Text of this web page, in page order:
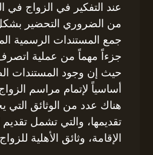
عند التفكير في الزواج في
من الضروري التحضير
جمع المستندات الرسمية
جزءاً مهماً من عملية
حيث إن وجود المستندات
أساسياً لإتمام مراسم
هناك عدد من الوثائق التي
تقديمها، والتي تشمل تقديم
الإقامة، وثائق الأهلية